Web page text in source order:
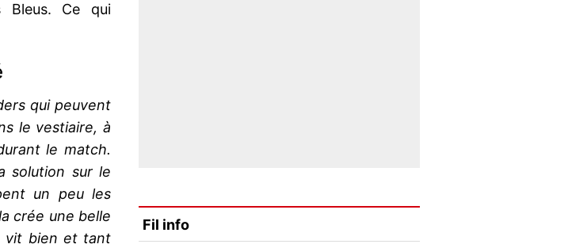
Bleus. Ce qui
qui peuvent
le vestiaire, à
le match.
solution sur le
un peu les
crée une belle
vit bien et tant
Fil info